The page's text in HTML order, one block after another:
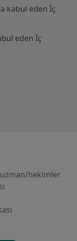
kabul eden İç
eden İç
hekimler